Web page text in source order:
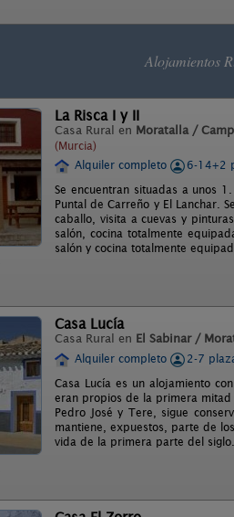
Alojamientos
La Risca I y II
Casa Rural en Moratalla /
(Murcia)
Alquiler completo 6-14+2
Se encuentran situadas a unos
Puntal de Carreño y El Lanchar.
caballo, visita a cuevas y
salón, cocina totalmente
salón y cocina totalmente
Casa Lucía
Casa Rural en El Sabinar /
Alquiler completo
2-7
Casa Lucía es un alojamiento
eran propios de la primera mitad
Pedro José y Tere, sigue
mantiene, expuestos, parte de
vida de la primera parte del siglo.